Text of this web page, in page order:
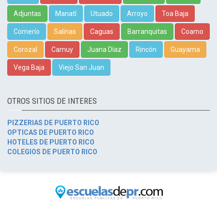
Adjuntas Manatí Utuado Arroyo Toa Baja
Comerío Salinas Caguas Barranquitas Coamo
Corozal Camuy Juana Díaz Rincón Guayama
Vega Baja Viejo San Juan
OTROS SITIOS DE INTERES
PIZZERIAS DE PUERTO RICO
OPTICAS DE PUERTO RICO
HOTELES DE PUERTO RICO
COLEGIOS DE PUERTO RICO